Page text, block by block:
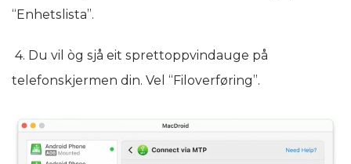
“Enhetslista”.
4. Du vil òg sjå eit sprettoppvindauge på
telefonskjermen din. Vel “Filoverføring”.